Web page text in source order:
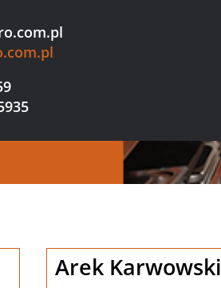
Arek Karwowski